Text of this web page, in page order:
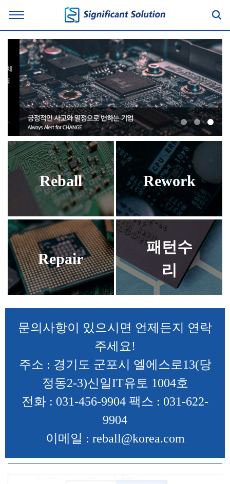
Reball Rework
Repair
패턴수
리
문의사항이 있으시면 언제든지 연락
주세요!
주소 : 경기도 군포시 엘에스로13(당
정동2-3)신일IT유토 1004호
전화 : 031-456-9904 팩스 : 031-622-
9904
이메일 : reball@korea.com